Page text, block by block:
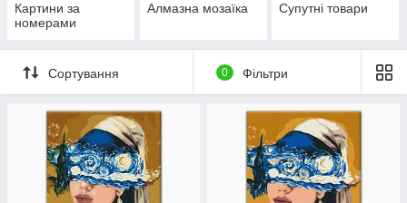
Картини за
номерами
Алмазна мозаїка Супутні товари
Сортування 0 Фільтри